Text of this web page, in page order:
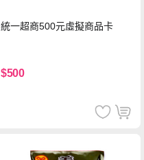
統一超商500元虛擬商品卡
$500